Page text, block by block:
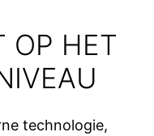
OP HET
technologie,